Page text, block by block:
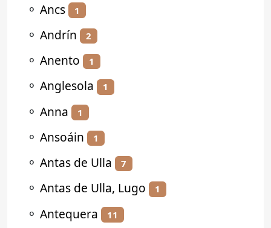
⚬ Ancs 1
⚬ Andrín 2
⚬ Anento 1
⚬ Anglesola 1
⚬ Anna 1
⚬ Ansoáin 1
⚬ Antas de Ulla 7
⚬ Antas de Ulla, Lugo 1
⚬ Antequera 11